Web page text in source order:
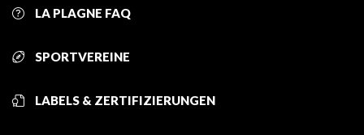
LA PLAGNE FAQ
SPORTVEREINE
LABELS & ZERTIFIZIERUNGEN